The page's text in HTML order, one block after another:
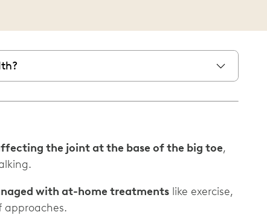
the joint at the base of the big toe,
with at-home treatments like exercise,
approaches.